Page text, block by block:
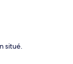
situé.